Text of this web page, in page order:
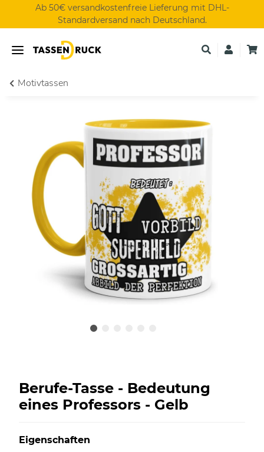
Ab 50€ versandkostenfreie Lieferung mit DHL-
Standardversand nach Deutschland.
Motivtassen
Berufe-Tasse - Bedeutung
eines Professors - Gelb
Eigenschaften